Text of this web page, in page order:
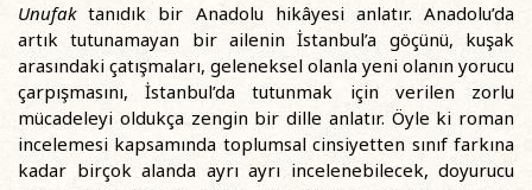
Unufaktanıdık bir Anadolu hikâyesi anlatır. Anadolu’da
artık tutunamayan bir ailenin İstanbul’a göçünü, kuşak
arasındaki çatışmaları, geleneksel olanla yeni olanın yorucu
çarpışmasını, İstanbul’da tutunmak için verilen zorlu
mücadeleyi oldukça zengin bir dille anlatır. Öyle ki roman
incelemesi kapsamında toplumsal cinsiyetten sınıf farkına
kadar birçok alanda ayrı ayrı incelenebilecek, doyurucu